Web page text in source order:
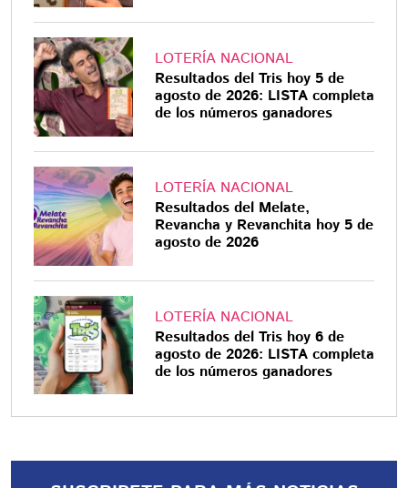
LOTERÍA NACIONAL
Resultados del Tris hoy 5 de
agosto de 2026: LISTA completa
de los números ganadores
LOTERÍA NACIONAL
Resultados del Melate,
Revancha y Revanchita hoy 5 de
agosto de 2026
LOTERÍA NACIONAL
Resultados del Tris hoy 6 de
agosto de 2026: LISTA completa
de los números ganadores